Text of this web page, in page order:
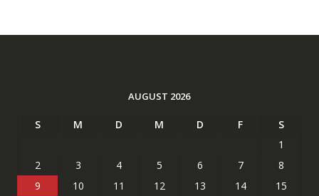
AUGUST 2026
S M D M D F
S
1
2
3 4 5 6 7
8
9
10 11 12 13 14
15